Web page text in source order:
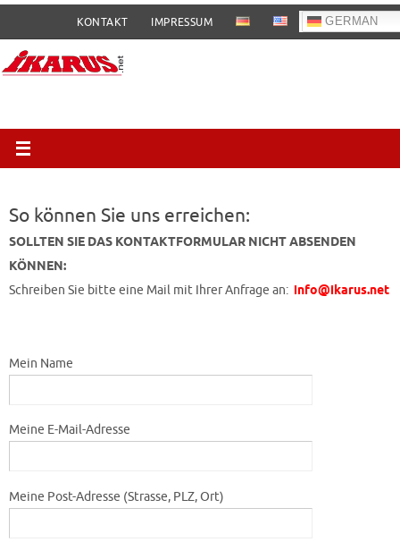
Inhalt
springen
KONTAKT IMPRESSUM GERMAN
So können Sie uns erreichen:
SOLLTEN SIE DAS KONTAKTFORMULAR NICHT ABSENDEN
KÖNNEN:
Schreiben Sie bitte eine Mail mit Ihrer Anfrage an: info@ikarus.net
Mein Name
Meine E-Mail-Adresse
Meine Post-Adresse (Strasse, PLZ, Ort)